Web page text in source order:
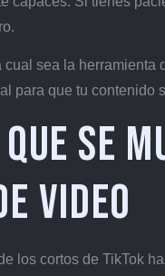
sea la herramienta
para que tu contenido
Se
Video
los cortos de TikTok